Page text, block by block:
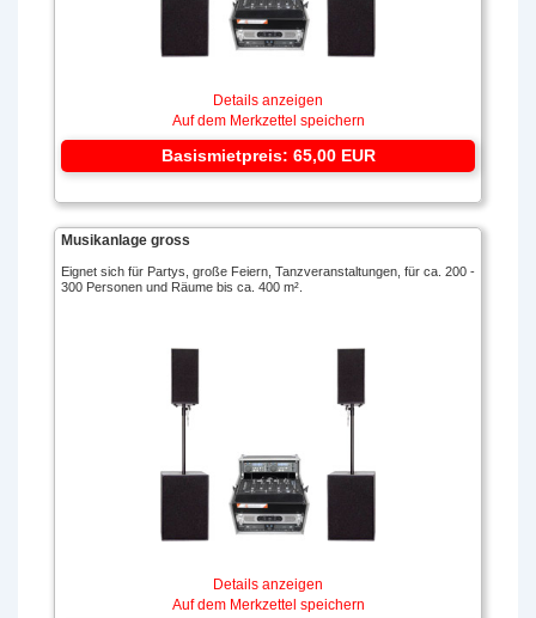
Details anzeigen
Auf dem Merkzettel speichern
Basismietpreis: 65,00 EUR
Musikanlage gross
Eignet sich für Partys, große Feiern, Tanzveranstaltungen, für ca. 200 -
300 Personen und Räume bis ca. 400 m².
Details anzeigen
Auf dem Merkzettel speichern